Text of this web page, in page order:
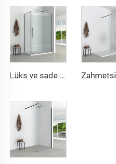
Lüks ve sade kare duş kabini